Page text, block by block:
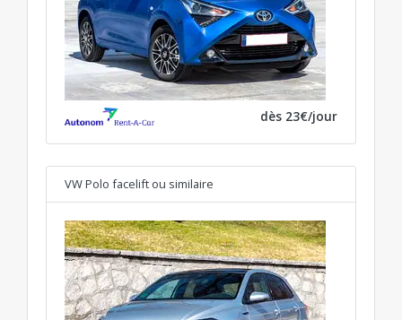
dès 23€/jour
VW Polo facelift ou similaire